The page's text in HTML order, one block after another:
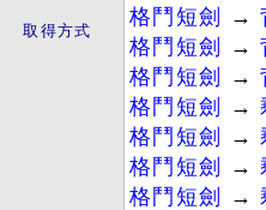
取得方式
格鬥短劍
→
格鬥短劍
→
格鬥短劍
→
格鬥短劍
→
格鬥短劍
→
格鬥短劍
→
格鬥短劍
→